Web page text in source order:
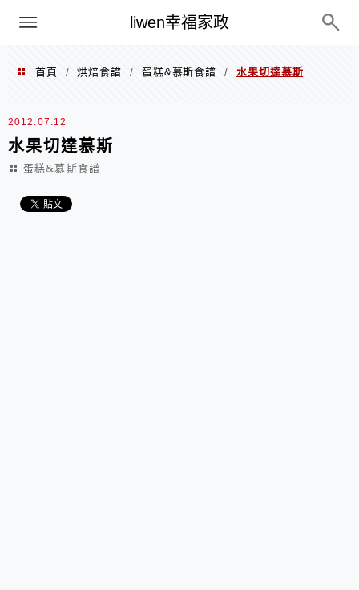
liwen幸福家政
menu
首頁 / 烘焙食譜 / 蛋糕&慕斯食譜 / 水果切達慕斯
2012.07.12
水果切達慕斯
蛋糕&慕斯食譜